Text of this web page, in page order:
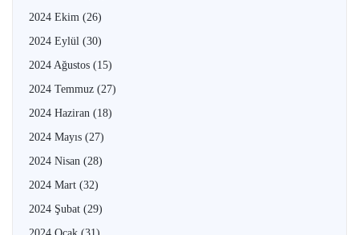
2024 Ekim (26)
2024 Eylül (30)
2024 Ağustos (15)
2024 Temmuz (27)
2024 Haziran (18)
2024 Mayıs (27)
2024 Nisan (28)
2024 Mart (32)
2024 Şubat (29)